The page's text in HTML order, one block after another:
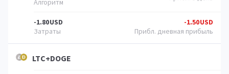
-1.80USD -1.50USD
LTC+DOGE